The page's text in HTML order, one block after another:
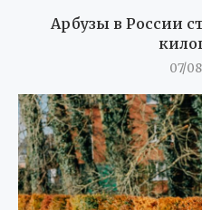
Арбузы в России
07/